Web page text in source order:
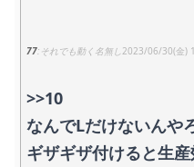
77 それでも動く名無し2023/06/30(金)
>>10
なんでLだけないんや
ギザギザ付けると生